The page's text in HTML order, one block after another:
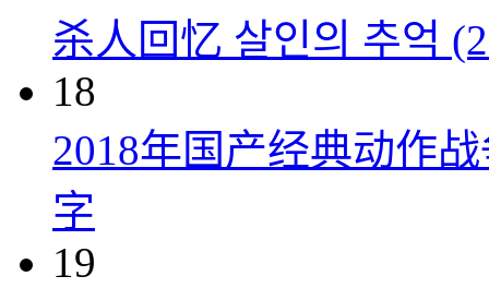
杀人回忆 살인의 추억
18
2018年国产经典动作
字
19